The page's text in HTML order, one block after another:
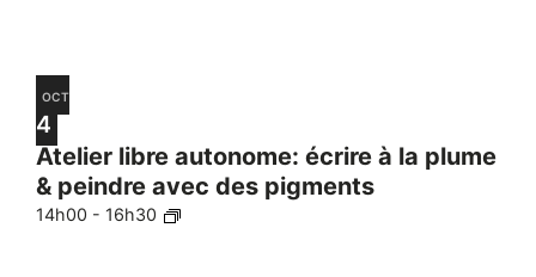
OCT
4
Atelier libre autonome: écrire à la plume
& peindre avec des pigments
14h00 - 16h30